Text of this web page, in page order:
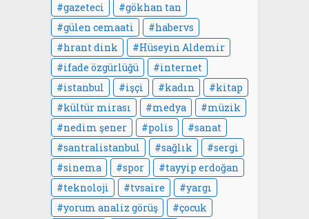
gazeteci
gökhan tan
gülen cemaati
habervs
hrant dink
Hüseyin Aldemir
ifade özgürlüğü
internet
istanbul
işçi kadın
kitap
kültür mirası
medya
müzik
nedim şener
polis
sanat
santralistanbul
sağlık
sergi
sinema
spor
tayyip erdoğan
teknoloji
tvsaire
yargı
yorum analiz görüş
çocuk